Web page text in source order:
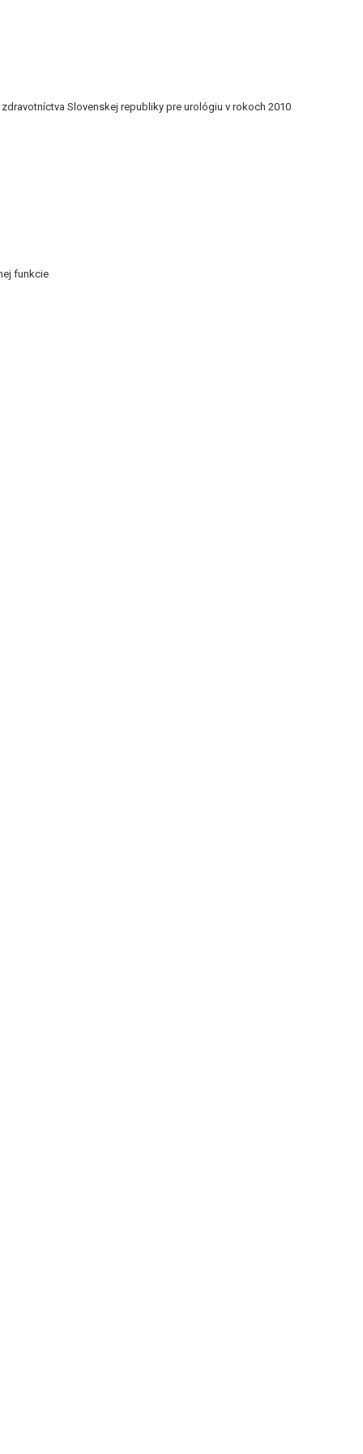
Slovenskej republiky pre urológiu v rokoch 2010
funkcie